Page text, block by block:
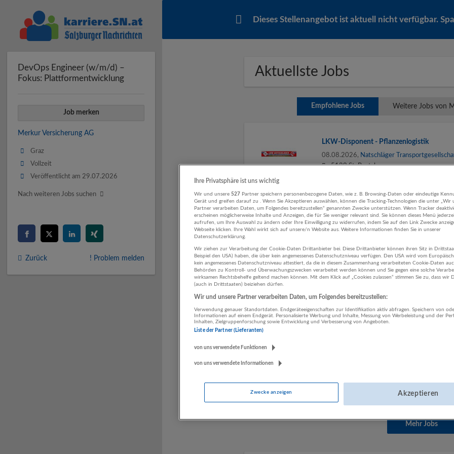
Dieses Stellenangebot ist aktuell nicht verfügbar.
Aktuellste Jobs
Empfohlene Jobs Weitere Jobs von
LKW-Disponent - Pflanzenlogistik
08.08.2026, Natschläger
5120 St. Pantaleon
Ausbildung, Erfahrung im Logistikbereich,
und Englischkenntnissse in Wort und Schrift,
Buchhalter:in – mind. 30 Std. bzw. Vollzeit
Pantaleon
08.08.2026,Natschläger
Buchhalter:in | Deutsch, Englisch
WERKSTÄTTENLEITER
Mehr Jobs
DevOps Engineer (w/m/d) –
Fokus: Plattformentwicklung
Job merken
Merkur Versicherung AG
Graz
Vollzeit
Veröffentlicht am 29.07.2026
Nach weiteren Jobs suchen
Zurück ! Problem melden
Ihre Privatsphäre ist uns wichtig
Wir und unsere 527 Partner speichern personenbezogene Daten, wie z. B. Browsing-Daten oder eindeutige
Gerät und greifen darauf zu . Wenn Sie Akzeptieren auswählen, können die Tracking-Technologien die unter „Wir
Partner verarbeiten Daten, um Folgendes bereitzustellen“ genannten Zwecke unterstützen. Wenn Tracker
erscheinen möglicherweise Inhalte und Anzeigen, die für Sie weniger relevant sind. Sie können dieses Menü
aufrufen, um Ihre Auswahl zu ändern oder Ihre Einwilligung zu widerrufen, indem Sie auf den Link Zwecke
Webseite klicken. Ihre Wahl wirkt sich auf unsere/n Website aus. Weitere Informationen finden Sie in unserer
Datenschutzerklärung.
Wir ziehen zur Verarbeitung der Cookie-Daten Drittanbieter bei. Diese Drittanbieter können ihren Sitz in
Beispiel den USA) haben, die über kein angemessenes Datenschutzniveau verfügen. Den USA wird vom
kein angemessenes Datenschutzniveau attestiert, da die in diesem Zusammenhang verarbeiteten Cookie-Daten
Behörden zu Kontroll- und Überwachungszwecken verarbeitet werden können und Sie gegen eine solche
wirksamen Rechtsbehelfe geltend machen können. Mit dem Klick auf „Cookies zulassen“ stimmen Sie zu, dass wir
(auch in Drittstaaten) beiziehen dürfen.
Wir und unsere Partner verarbeiten Daten, um Folgendes bereitzustellen:
Verwendung genauer Standortdaten. Endgeräteeigenschaften zur Identifikation aktiv abfragen. Speichern von
Informationen auf einem Endgerät. Personalisierte Werbung und Inhalte, Messung von Werbeleistung und der
Inhalten, Zielgruppenforschung sowie Entwicklung und Verbesserung von Angeboten.
Liste der Partner (Lieferanten)
von uns verwendete Funktionen
von uns verwendete Informationen
Zwecke anzeigen Akzeptieren